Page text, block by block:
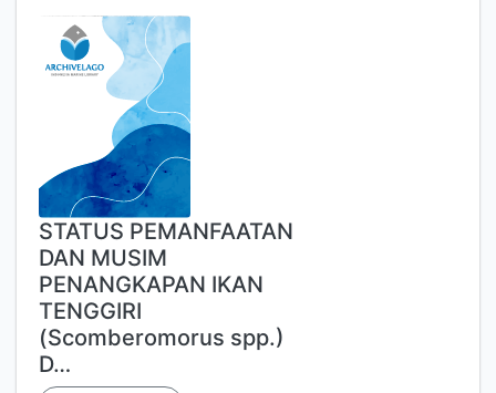
STATUS PEMANFAATAN
DAN MUSIM
PENANGKAPAN IKAN
TENGGIRI
(Scomberomorus spp.)
D…